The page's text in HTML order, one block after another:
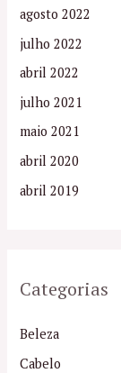
agosto 2022
julho 2022
abril 2022
julho 2021
maio 2021
abril 2020
abril 2019
Categorias
Beleza
Cabelo